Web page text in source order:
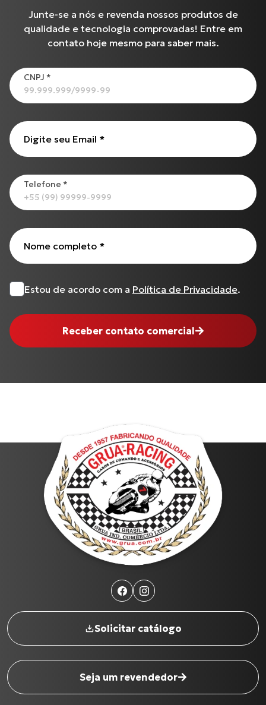
Produtos
C-100 BIZ
XL-883N Iron INJETADA
Cabo de Acelerador para TIGER-855 i (99 até 00)
Todos os produtos
Junte-se a nós e revenda nossos produtos de
qualidade e tecnologia comprovadas! Entre em
contato hoje mesmo para saber mais.
CNPJ *
Digite seu Email *
Telefone *
Nome completo *
Estou de acordo com a Política de Privacidade.
Receber contato comercial
Solicitar catálogo
Seja um revendedor
Nome completo *